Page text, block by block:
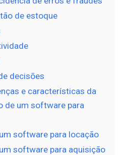
de estoque
decisões
e características da
de um software para
software para locação
software para aquisição